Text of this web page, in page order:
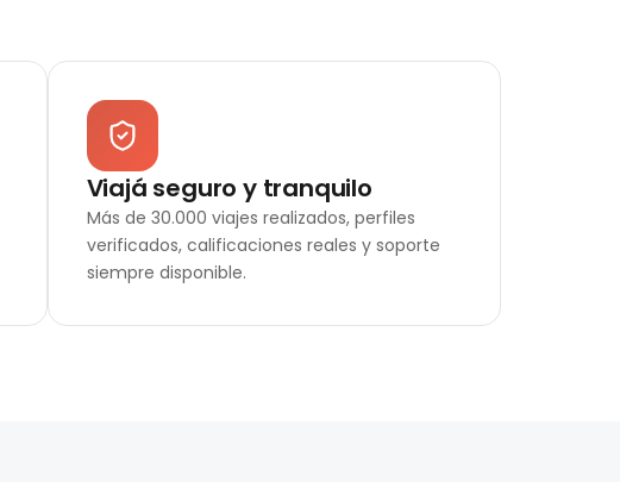
Viajá seguro y tranquilo
Más de 30.000 viajes realizados, perfiles
verificados, calificaciones reales y soporte
siempre disponible.